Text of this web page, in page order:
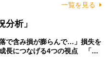
一覧を見る
析」
落で含み損が膨らんで…」損失を
長につなげる4つの視点 「…